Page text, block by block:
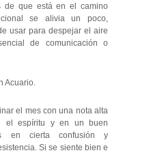
de que está en el camino
se alivia un poco,
usar para despejar el aire
de comunicación o
Acuario.
el mes con una nota alta
el espíritu y en un buen
en cierta confusión y
Si se siente bien e